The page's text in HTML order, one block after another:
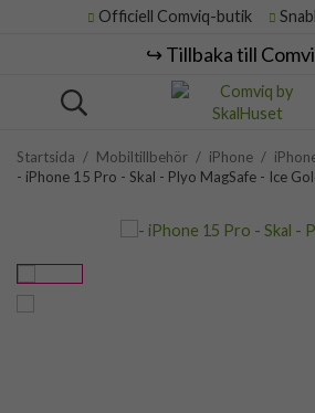
Officiell Comviq-butik
↪️ Tillbaka till
Startsida / Mobiltillbehör / iPhone /
- iPhone 15 Pro - Skal - Plyo MagSafe - Ice